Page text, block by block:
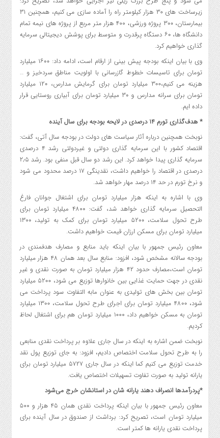
زیرساخت های ۳۰ هزار کیلومتر راه را آماده سازی می کنیم، همچنین ۳۱
بیمارستان، ۳۰۰ پروژه ورزشی، ۴۰۰ هزار متر مربع از پروژه های نیمه تمام
دانشگاه ها، ۶۰ دستگاه پرقدرت و متوسط برای پوشش دیجیتالی سرمایه
گذاری خواهیم کرد.
وی با بیان اینکه بودجه پیش بینی از ارقام است، ادامه داد: ۱۶۰۰ میلیارد
تومان برای تاسیسات خطوط گازرسانی با اولویت مناطق سردخیز و …
هزینه می کنیم،‌۳۰۰ میلیارد تومان برای گرمایش مدارس، ۱۲۰ میلیارد
تومان برای سرانه مدارس و ۳۰ میلیارد تومان برای آبیاری روستایی قرار
داده ایم.
* هدف‌گذاری تورم ۱۴ درصدی در لایحه بودجه برای سال آینده
نوبخت همچنین درباره آثار سیاست های دولت در بودجه سال آتی، گفت:
اقتصاد کشور با این سرمایه گذاری دولتی و غیردولتی رشد ۴ درصدی
سرمایه گذاری پیدا خواهد کرد. این رشد دو سال قبل منفی بود. رشد ۲٫۵
درصدی در اقتصاد را خواهیم داشت، نقدینگی ۱۷ درصد محدود می شود
و نرخ تورم در حد ۱۴ درصد مهار خواهد شد.
وی با اشاره به اینکه هزار میلیارد تومان برای اشتغال جوانان فارغ
التحصیل سرمایه گذاری خواهد شد، گفت: ۴۸۰۰ میلیارد تومان برای
طرح تحول سلامت، ۵۲۰۰ میلیارد تومان برای کمک به تولید، ۱۳۰۰
میلیارد تومان برای مسکن ارزان قیمت خواهیم داشت.
معاون رئیس جمهور با بیان اینکه باید منابع و مصارف هدفمندی در
بودجه سالانه مشخص شود، افزود: منابع سال بعد همان ۴۸ هزار میلیارد
تومان است،‌مصارف حدود ۴۲ هزار میلیارد تومان به صورت نقدی و غیر
نقدی در جهت حمایت غذایی بین خانوارها توزیع می شود، ۵۲۰۰ میلیارد
تومان بین بخش های تولیدی به عنوان مابه التفاوت سود پرداخت می
شود، ۴۸۰۰ میلیارد تومان برای اجرای طرح تحول سلامت، ۱۳۰۰ میلیارد
تومان به مسکن خواهیم داد، ۱۰۰۰ میلیارد تومان هم برای اشتغال لحاظ
کردیم.
نوبخت ضمن اشاره به اینکه در سال جاری علاوه بر پرداخت نقدی منابعی
را به طرح تحول سلامت اختصاص دادیم، افزود: به جای توزیع پول نقد
خدمت توزیع می کنیم کما اینکه در سال جاری ۵۷۲۷ میلیارد تومان برای
یارانه تولید به صورت تفاوت تسهیلات اختصاص یافت.
*پردرآمدها انصراف دهند یارانه شان در استانشان خرج می‌شود
معاون رئیس جمهور با بیان اینکه پرداخت نقدی همان ۴۵ هزار و ۵۰۰
میلیارد تومان است، تصریح کرد: برداشت از صندوق در سال آینده برای
پرداخت نقدی یارانه ها کمتر است.